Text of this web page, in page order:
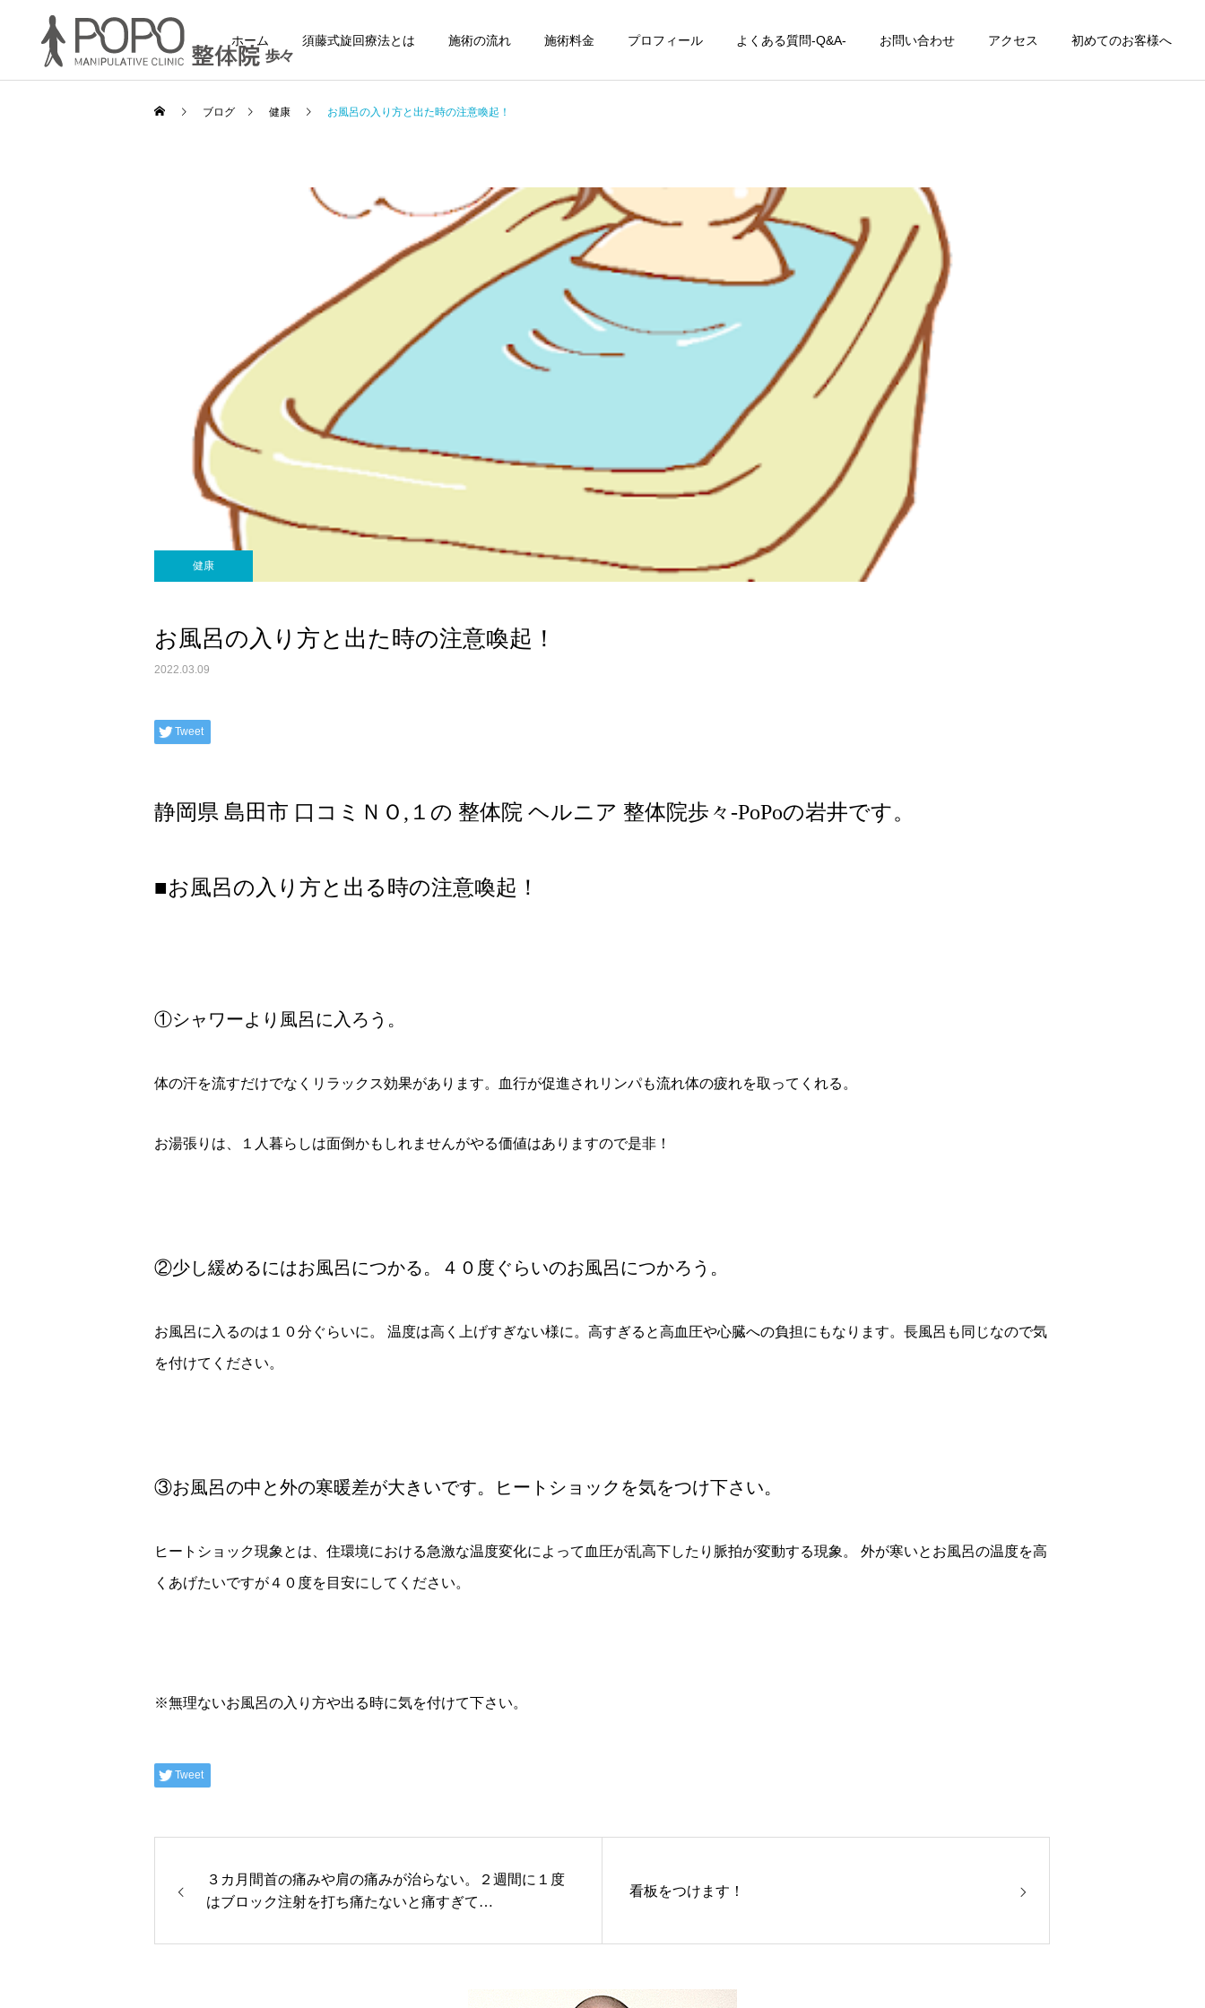
ホーム 須藤式旋回療法とは 施術の流れ 施術料金 プロフィール よくある質問-Q&A- お問い合わせ アクセス 初めてのお客様へ
ブログ 健康 お風呂の入り方と出た時の注意喚起！
健康
お風呂の入り方と出た時の注意喚起！
2022.03.09
Tweet
静岡県 島田市 口コミＮＯ , １の 整体院 ヘルニア 整体院歩々-PoPoの岩井です。
■お風呂の入り方と出る時の注意喚起！
①シャワーより風呂に入ろう。
体の汗を流すだけでなくリラックス効果があります。血行が促進されリンパも流れ体の疲れを取ってくれる。
お湯張りは、１人暮らしは面倒かもしれませんがやる価値はありますので是非！
②少し緩めるにはお風呂につかる。４０度ぐらいのお風呂につかろう。
お風呂に入るのは１０分ぐらいに。 温度は高く上げすぎない様に。高すぎると高血圧や心臓への負担にもなります。長風呂も同じなので気
を付けてください。
③お風呂の中と外の寒暖差が大きいです。ヒートショックを気をつけ下さい。
ヒートショック現象とは、住環境における急激な温度変化によって血圧が乱高下したり脈拍が変動する現象。 外が寒いとお風呂の温度を高
くあげたいですが４０度を目安にしてください。
※無理ないお風呂の入り方や出る時に気を付けて下さい。
Tweet
３カ月間首の痛みや肩の痛みが治らない。２週間に１度
はブロック注射を打ち痛たないと痛すぎて…
看板をつけます！